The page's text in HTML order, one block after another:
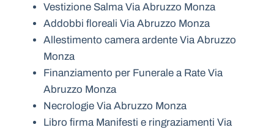
Vestizione Salma Via Abruzzo Monza
Addobbi floreali Via Abruzzo Monza
Allestimento camera ardente Via Abruzzo
Monza
Finanziamento per Funerale a Rate Via
Abruzzo Monza
Necrologie Via Abruzzo Monza
Libro firma Manifesti e ringraziamenti Via